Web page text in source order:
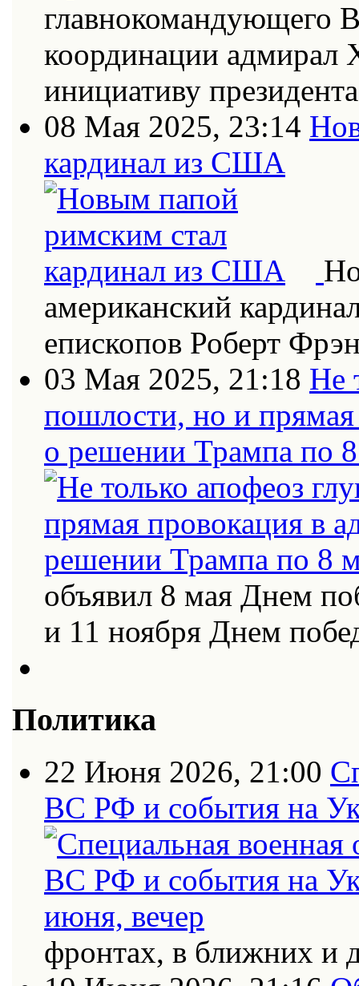
главнокомандующего
координации адмирал
инициативу
08 Мая 2025, 23:14
кардинал из США
американский
епископов Роберт
03 Мая 2025, 21:18 Не
пошлости, но и
о решении Трампа по
объявил 8 мая Днем
и 11 ноября Днем
Политика
22 Июня 2026, 21:00
ВС РФ и события на
фронтах, в ближних и